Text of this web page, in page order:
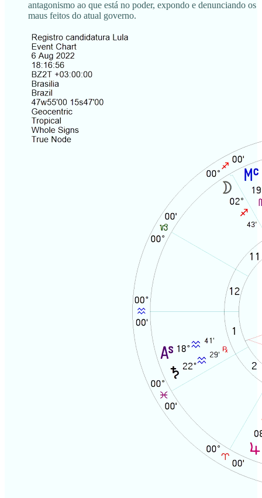
antagonismo ao que está no poder, expondo e denunciando os
maus feitos do atual governo.